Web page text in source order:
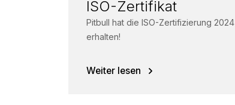
ISO-Zertifikat
Pitbull hat die ISO-Zertifizierung 2024
erhalten!
Weiter lesen